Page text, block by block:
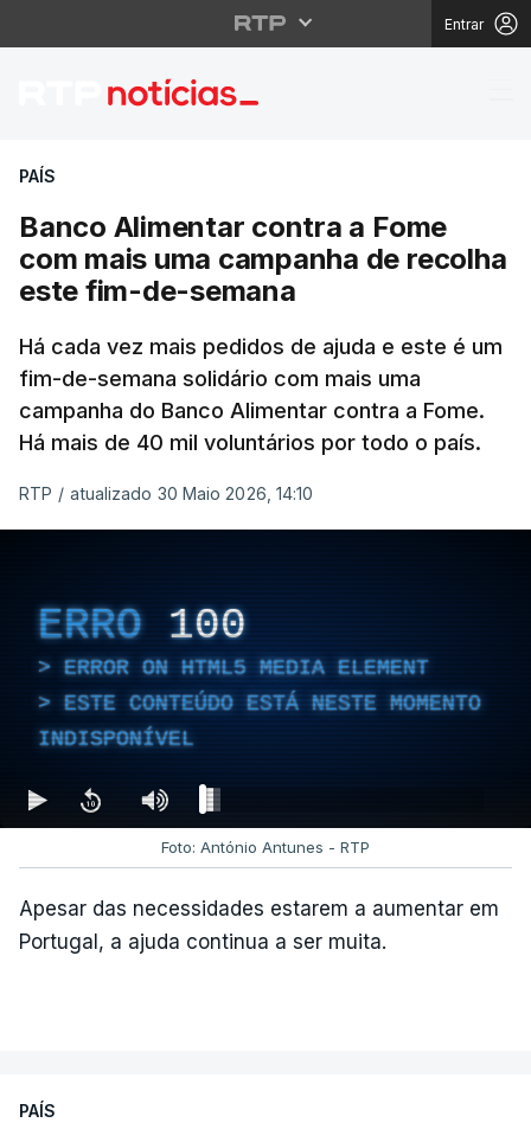
Entrar
Banco Alimentar
PAÍS
Banco Alimentar contra a Fome
com mais uma campanha de recolha
este fim-de-semana
Há cada vez mais pedidos de ajuda e este é um
fim-de-semana solidário com mais uma
campanha do Banco Alimentar contra a Fome.
Há mais de 40 mil voluntários por todo o país.
RTP / atualizado 30 Maio 2026, 14:10
ERRO 100
ERROR ON HTML5 MEDIA ELEMENT
ESTE CONTEÚDO ESTÁ NESTE MOMENTO
INDISPONÍVEL
Foto: António Antunes - RTP
Apesar das necessidades estarem a aumentar em
Portugal, a ajuda continua a ser muita.
PAÍS